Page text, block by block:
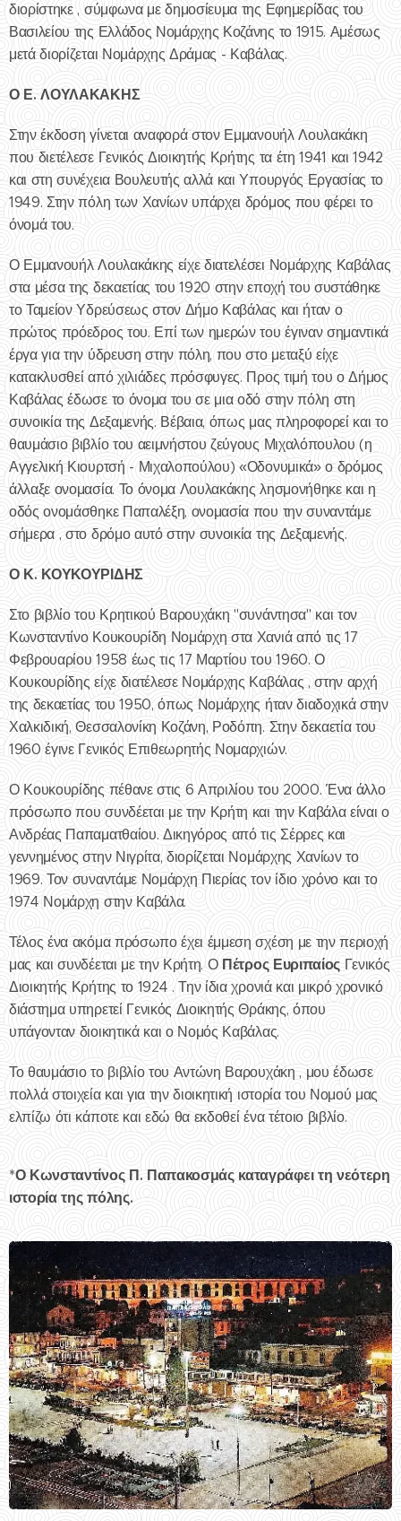
διορίστηκε , σύμφωνα με δημοσίευμα της Εφημερίδας του
Βασιλείου της Ελλάδος Νομάρχης Κοζάνης το 1915. Αμέσως
μετά διορίζεται Νομάρχης Δράμας - Καβάλας.
Ο Ε. ΛΟΥΛΑΚΑΚΗΣ
Στην έκδοση γίνεται αναφορά στον Εμμανουήλ Λουλακάκη
που διετέλεσε Γενικός Διοικητής Κρήτης τα έτη 1941 και 1942
και στη συνέχεια Βουλευτής αλλά και Υπουργός Εργασίας το
1949. Στην πόλη των Χανίων υπάρχει δρόμος που φέρει το
όνομά του.
Ο Εμμανουήλ Λουλακάκης είχε διατελέσει Νομάρχης Καβάλας
στα μέσα της δεκαετίας του 1920 στην εποχή του συστάθηκε
το Ταμείον Υδρεύσεως στον Δήμο Καβάλας και ήταν ο
πρώτος πρόεδρος του. Επί των ημερών του έγιναν σημαντικά
έργα για την ύδρευση στην πόλη, που στο μεταξύ είχε
κατακλυσθεί από χιλιάδες πρόσφυγες. Προς τιμή του ο Δήμος
Καβάλας έδωσε το όνομα του σε μια οδό στην πόλη στη
συνοικία της Δεξαμενής. Βέβαια, όπως μας πληροφορεί και το
θαυμάσιο βιβλίο του αειμνήστου ζεύγους Μιχαλόπουλου (η
Αγγελική Κιουρτσή - Μιχαλοπούλου) «Οδονυμικά» ο δρόμος
άλλαξε ονομασία. Το όνομα Λουλακάκης λησμονήθηκε και η
οδός ονομάσθηκε Παπαλέξη, ονομασία που την συναντάμε
σήμερα , στο δρόμο αυτό στην συνοικία της Δεξαμενής.
Ο Κ. ΚΟΥΚΟΥΡΙΔΗΣ
Στο βιβλίο του Κρητικού Βαρουχάκη "συνάντησα" και τον
Κωνσταντίνο Κουκουρίδη Νομάρχη στα Χανιά από τις 17
Φεβρουαρίου 1958 έως τις 17 Μαρτίου του 1960. Ο
Κουκουρίδης είχε διατέλεσε Νομάρχης Καβάλας , στην αρχή
της δεκαετίας του 1950, όπως Νομάρχης ήταν διαδοχικά στην
Χαλκιδική, Θεσσαλονίκη Κοζάνη, Ροδόπη. Στην δεκαετία του
1960 έγινε Γενικός Επιθεωρητής Νομαρχιών.
Ο Κουκουρίδης πέθανε στις 6 Απριλίου του 2000. Ένα άλλο
πρόσωπο που συνδέεται με την Κρήτη και την Καβάλα είναι ο
Ανδρέας Παπαματθαίου. Δικηγόρος από τις Σέρρες και
γεννημένος στην Νιγρίτα, διορίζεται Νομάρχης Χανίων το
1969. Τον συναντάμε Νομάρχη Πιερίας τον ίδιο χρόνο και το
1974 Νομάρχη στην Καβάλα.
Τέλος ένα ακόμα πρόσωπο έχει έμμεση σχέση με την περιοχή
μας και συνδέεται με την Κρήτη. Ο Πέτρος Ευριπαίος Γενικός
Διοικητής Κρήτης το 1924 . Την ίδια χρονιά και μικρό χρονικό
διάστημα υπηρετεί Γενικός Διοικητής Θράκης, όπου
υπάγονταν διοικητικά και ο Νομός Καβάλας.
Το θαυμάσιο το βιβλίο του Αντώνη Βαρουχάκη , μου έδωσε
πολλά στοιχεία και για την διοικητική ιστορία του Νομού μας
ελπίζω ότι κάποτε και εδώ θα εκδοθεί ένα τέτοιο βιβλίο.
*Ο Κωνσταντίνος Π. Παπακοσμάς καταγράφει τη νεότερη
ιστορία της πόλης.